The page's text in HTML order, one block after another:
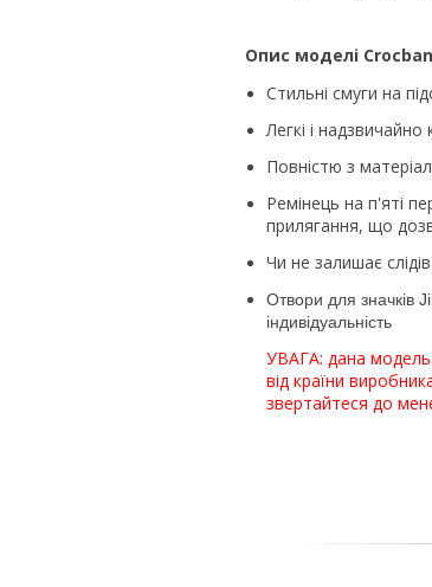
Опис моделі
Стильні смуги на
Легкі і
Повністю з
Ремінець на п'яті
прилягання, що
Чи не залишає
Отвори для значків
індивідуальність
УВАГА: дана модель
від країни
звертайтеся до